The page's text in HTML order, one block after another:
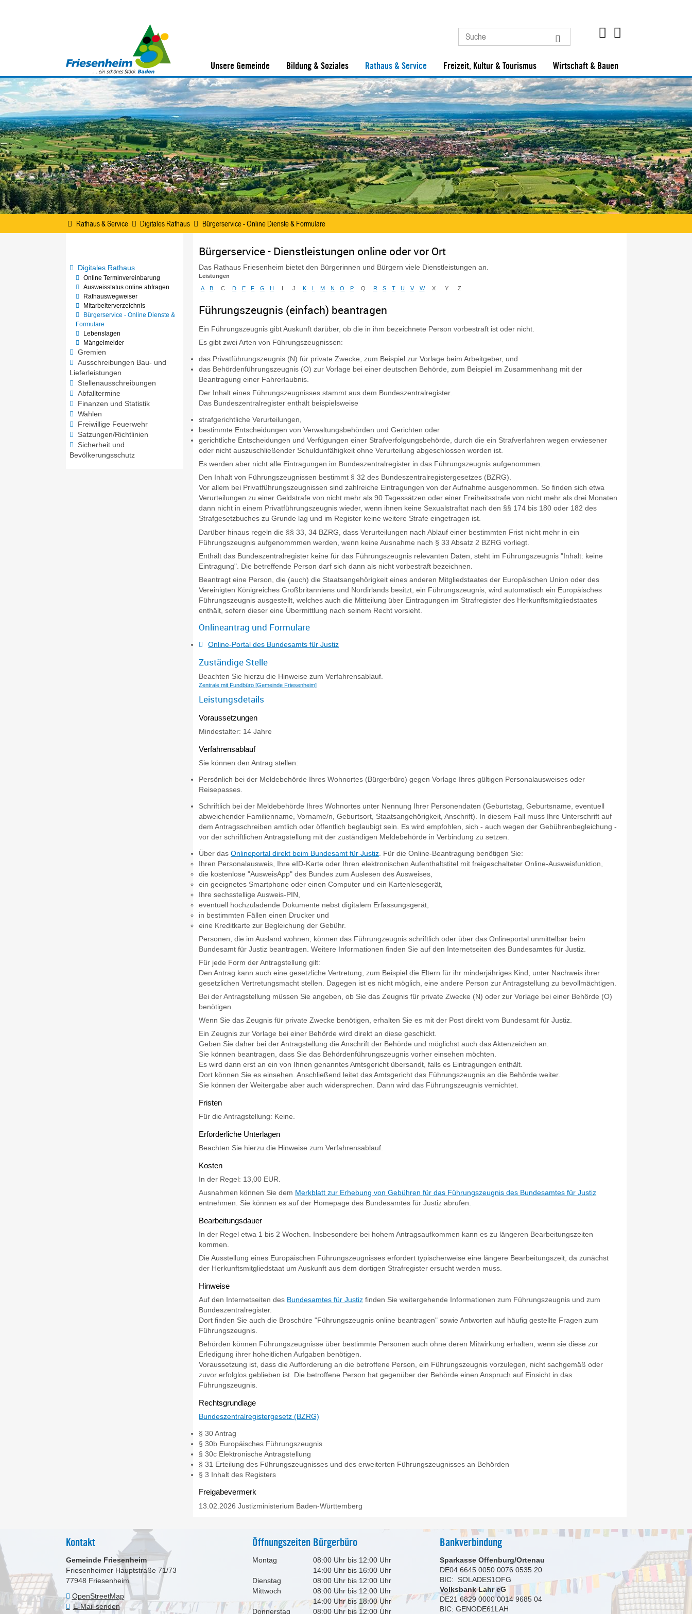
Unsere Gemeinde Bildung & Soziales Rathaus & Service Freizeit, Kultur & Tourismus Wirtschaft & Bauen
Rathaus & Service Digitales Rathaus Bürgerservice - Online Dienste & Formulare
Digitales Rathaus
Online Terminvereinbarung
Ausweisstatus online abfragen
Rathauswegweiser
Mitarbeiterverzeichnis
Bürgerservice - Online Dienste &
Formulare
Lebenslagen
Mängelmelder
Gremien
Ausschreibungen Bau- und
Lieferleistungen
Stellenausschreibungen
Abfalltermine
Finanzen und Statistik
Wahlen
Freiwillige Feuerwehr
Satzungen/Richtlinien
Sicherheit und
Bevölkerungsschutz
Bürgerservice - Dienstleistungen online oder vor Ort
Das Rathaus Friesenheim bietet den Bürgerinnen und Bürgern viele Dienstleistungen an.
Leistungen
A
B C D E F G H I J K L M N O P Q R S T U V W X Y Z
Führungszeugnis (einfach) beantragen
Ein Führungszeugnis gibt Auskunft darüber, ob die in ihm bezeichnete Person vorbestraft ist oder nicht.
Es gibt zwei Arten von Führungszeugnissen:
das Privatführungszeugnis (N) für private Zwecke, zum Beispiel zur Vorlage beim Arbeitgeber, und
das Behördenführungszeugnis (O) zur Vorlage bei einer deutschen Behörde, zum Beispiel im Zusammenhang mit der
Beantragung einer Fahrerlaubnis.
Der Inhalt eines Führungszeugnisses stammt aus dem Bundeszentralregister.
Das Bundeszentralregister enthält beispielsweise
strafgerichtliche Verurteilungen,
bestimmte Entscheidungen von Verwaltungsbehörden und Gerichten oder
gerichtliche Entscheidungen und Verfügungen einer Strafverfolgungsbehörde, durch die ein Strafverfahren wegen erwiesener
oder nicht auszuschließender Schuldunfähigkeit ohne Verurteilung abgeschlossen worden ist.
Es werden aber nicht alle Eintragungen im Bundeszentralregister in das Führungszeugnis aufgenommen.
Den Inhalt von Führungszeugnissen bestimmt § 32 des Bundeszentralregistergesetzes (BZRG).
Vor allem bei Privatführungszeugnissen sind zahlreiche Eintragungen von der Aufnahme ausgenommen. So finden sich etwa
Verurteilungen zu einer Geldstrafe von nicht mehr als 90 Tagessätzen oder einer Freiheitsstrafe von nicht mehr als drei Monaten
dann nicht in einem Privatführungszeugnis wieder, wenn ihnen keine Sexualstraftat nach den §§ 174 bis 180 oder 182 des
Strafgesetzbuches zu Grunde lag und im Register keine weitere Strafe eingetragen ist.
Darüber hinaus regeln die §§ 33, 34 BZRG, dass Verurteilungen nach Ablauf einer bestimmten Frist nicht mehr in ein
Führungszeugnis aufgenommmen werden, wenn keine Ausnahme nach § 33 Absatz 2 BZRG vorliegt.
Enthält das Bundeszentralregister keine für das Führungszeugnis relevanten Daten, steht im Führungszeugnis "Inhalt: keine
Eintragung". Die betreffende Person darf sich dann als nicht vorbestraft bezeichnen.
Beantragt eine Person, die (auch) die Staatsangehörigkeit eines anderen Mitgliedstaates der Europäischen Union oder des
Vereinigten Königreiches Großbritanniens und Nordirlands besitzt, ein Führungszeugnis, wird automatisch ein Europäisches
Führungszeugnis ausgestellt, welches auch die Mitteilung über Eintragungen im Strafregister des Herkunftsmitgliedstaates
enthält, sofern dieser eine Übermittlung nach seinem Recht vorsieht.
Onlineantrag und Formulare
Online-Portal des Bundesamts für Justiz
Zuständige Stelle
Beachten Sie hierzu die Hinweise zum Verfahrensablauf.
Zentrale mit Fundbüro [Gemeinde Friesenheim]
Leistungsdetails
Voraussetzungen
Mindestalter: 14 Jahre
Verfahrensablauf
Sie können den Antrag stellen:
Persönlich bei der Meldebehörde Ihres Wohnortes (Bürgerbüro) gegen Vorlage Ihres gültigen Personalausweises oder
Reisepasses.
Schriftlich bei der Meldebehörde Ihres Wohnortes unter Nennung Ihrer Personendaten (Geburtstag, Geburtsname, eventuell
abweichender Familienname, Vorname/n, Geburtsort, Staatsangehörigkeit, Anschrift) . In diesem Fall muss Ihre Unterschrift auf
dem Antragsschreiben amtlich oder öffentlich beglaubigt sein. Es wird empfohlen, sich - auch wegen der Gebührenbegleichung -
vor der schriftlichen Antragstellung mit der zuständigen Meldebehörde in Verbindung zu setzen.
Über dasOnlineportal direkt beim Bundesamt für Justiz. Für die Online-Beantragung benötigen Sie:
Ihren Personalausweis, Ihre eID-Karte oder Ihren elektronischen Aufenthaltstitel mit freigeschalteter Online-Ausweisfunktion,
die kostenlose "AusweisApp" des Bundes zum Auslesen des Ausweises,
ein geeignetes Smartphone oder einen Computer und ein Kartenlesegerät,
Ihre sechsstellige Ausweis-PIN,
eventuell hochzuladende Dokumente nebst digitalem Erfassungsgerät,
in bestimmten Fällen einen Drucker und
eine Kreditkarte zur Begleichung der Gebühr.
Personen, die im Ausland wohnen, können das Führungzeugnis schriftlich oder über das Onlineportal unmittelbar beim
Bundesamt für Justiz beantragen. Weitere Informationen finden Sie aufden Internetseiten des Bundesamtes für Justiz.
Für jede Form der Antragstellung gilt:
Den Antrag kann auch eine gesetzliche Vertretung, zum Beispiel die Eltern für ihr minderjähriges Kind, unter Nachweis ihrer
gesetzlichen Vertretungsmacht stellen. Dagegen ist es nicht möglich, eine andere Person zur Antragstellung zu bevollmächtigen.
Bei der Antragstellung müssen Sie angeben, ob Sie das Zeugnis für private Zwecke (N) oder zur Vorlage bei einer Behörde (O)
benötigen.
Wenn Sie das Zeugnis für private Zwecke benötigen, erhalten Sie es mit der Post direkt vom Bundesamt für Justiz.
Ein Zeugnis zur Vorlage bei einer Behörde wird direkt an diese geschickt.
Geben Sie daher bei der Antragstellung die Anschrift der Behörde und möglichst auch das Aktenzeichen an.
Sie können beantragen, dass Sie das Behördenführungszeugnis vorher einsehen möchten.
Es wird dann erst an ein von Ihnen genanntes Amtsgericht übersandt, falls es Eintragungen enthält.
Dort können Sie es einsehen. Anschließend leitet das Amtsgericht das Führungszeugnis an die Behörde weiter.
Sie können der Weitergabe aber auch widersprechen. Dann wird das Führungszeugnis vernichtet.
Fristen
Für die Antragstellung: Keine.
Erforderliche Unterlagen
Beachten Sie hierzu die Hinweise zum Verfahrensablauf.
Kosten
In der Regel: 13,00 EUR.
Ausnahmen können Sie dem Merkblatt zur Erhebung von Gebühren für das Führungszeugnis des Bundesamtes für Justiz
entnehmen. Sie können es auf der Homepage des Bundesamtes für Justiz abrufen.
Bearbeitungsdauer
In der Regel etwa 1 bis 2 Wochen. Insbesondere bei hohem Antragsaufkommen kann es zu längeren Bearbeitungszeiten
kommen.
Die Ausstellung eines Europäischen Führungszeugnisses erfordert typischerweise eine längere Bearbeitungszeit, da zunächst
der Herkunftsmitgliedstaat um Auskunft aus dem dortigen Strafregister ersucht werden muss.
Hinweise
Auf den Internetseiten des Bundesamtes für Justiz finden Sie weitergehende Informationen zum Führungszeugnis und zum
Bundeszentralregister.
Dort finden Sie auch die Broschüre "Führungszeugnis online beantragen" sowie Antworten auf häufig gestellte Fragen zum
Führungszeugnis.
Behörden können Führungszeugnisse über bestimmte Personen auch ohne deren Mitwirkung erhalten, wenn sie diese zur
Erledigung ihrer hoheitlichen Aufgaben benötigen.
Voraussetzung ist, dass die Aufforderung an die betroffene Person, ein Führungszeugnis vorzulegen, nicht sachgemäß oder
zuvor erfolglos geblieben ist. Die betroffene Person hat gegenüber der Behörde einen Anspruch auf Einsicht in das
Führungszeugnis.
Rechtsgrundlage
Bundeszentralregistergesetz (BZRG)
§ 30 Antrag
§ 30b Europäisches Führungszeugnis
§ 30c Elektronische Antragstellung
§ 31 Erteilung des Führungszeugnisses und des erweiterten Führungszeugnisses an Behörden
§ 3 Inhalt des Registers
Freigabevermerk
13.02.2026 Justizministerium Baden-Württemberg
Kontakt
Gemeinde Friesenheim
Friesenheimer Hauptstraße 71/73
77948 Friesenheim
OpenStreetMap
E-Mail senden
Öffnungszeiten Bürgerbüro
Montag
08:00 Uhr bis 12:00 Uhr
14:00 Uhr bis 16:00 Uhr
Dienstag
08:00 Uhr bis 12:00 Uhr
Mittwoch
08:00 Uhr bis 12:00 Uhr
14:00 Uhr bis 18:00 Uhr
Donnerstag
08:00 Uhr bis 12:00 Uhr
Bankverbindung
Sparkasse Offenburg/Ortenau
DE04 6645 0050 0076 0535 20
BIC: SOLADES1OFG
Volksbank Lahr eG
DE21 6829 0000 0014 9685 04
BIC: GENODE61LAH